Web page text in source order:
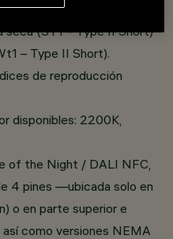
óptica polimérica White
seca (ST1 – Type II Short)
– Type II Short).
de reproducción
disponibles: 2200K,
of the Night / DALI NFC,
4 pines —ubicada solo en
o en parte superior e
como versiones NEMA